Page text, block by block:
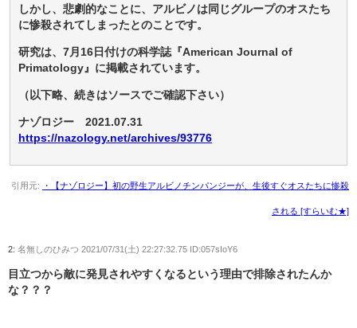
しかし、悲劇的なことに、アルビノは同じグループのオスたち
に惨殺されてしまったとのことです。
研究は、7月16日付けの科学誌『American Journal of
Primatology』に掲載されています。
（以下略、続きはソースでご確認下さい）
ナゾロジー 2021.07.31
https://nazology.net/archives/93776
引用元: ・【ナゾロジー】初の野生アルビノチンパンジーが、生後すぐオスたちに惨殺
される [すらいむ★]
2: 名無しのひみつ 2021/07/31(土) 22:27:32.75 ID:057sIoY6
目立つから敵に発見されやすくなるという理由で排除されたんか
な？？？